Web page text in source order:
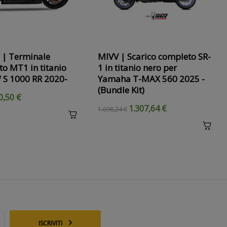
| Terminale
MT1 in titanio
1000 RR 2020-
€
MIVV | Scarico completo SR-
1 in titanio nero per
Yamaha T-MAX 560 2025 -
(Bundle Kit)
1.698,24 € 1.307,64 €
ISCRIVITI